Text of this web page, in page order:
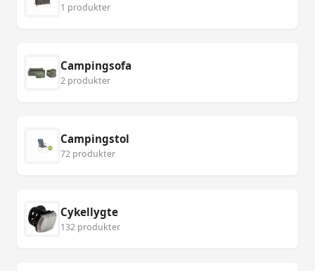
1 produkter
Campingsofa
2 produkter
Campingstol
72 produkter
Cykellygte
132 produkter